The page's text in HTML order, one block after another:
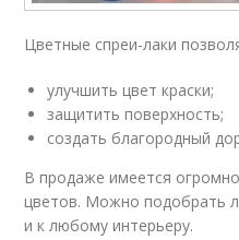
Цветные спреи-лаки
улучшить цвет краски;
защитить поверхность;
создать благородный
В продаже имеется
цветов. Можно подобрать
и к любому интерьеру.